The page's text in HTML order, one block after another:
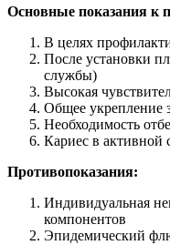
Основные показания к
В целях
После установки
службы)
Высокая
Общее укрепление
Необходимость
Кариес в активной
Противопоказания:
Индивидуальная
компонентов
Эпидемический